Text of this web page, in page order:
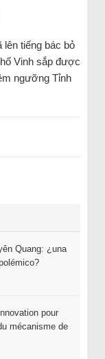
lên tiếng bác bỏ
Vinh sắp được
ngưỡng Tỉnh
Quang: ¿una
pour
mécanisme de